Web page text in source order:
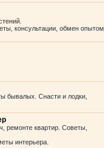
консультации, обмен
бывалых. Снасти и лодки,
ремонте квартир. Советы,
интерьера.